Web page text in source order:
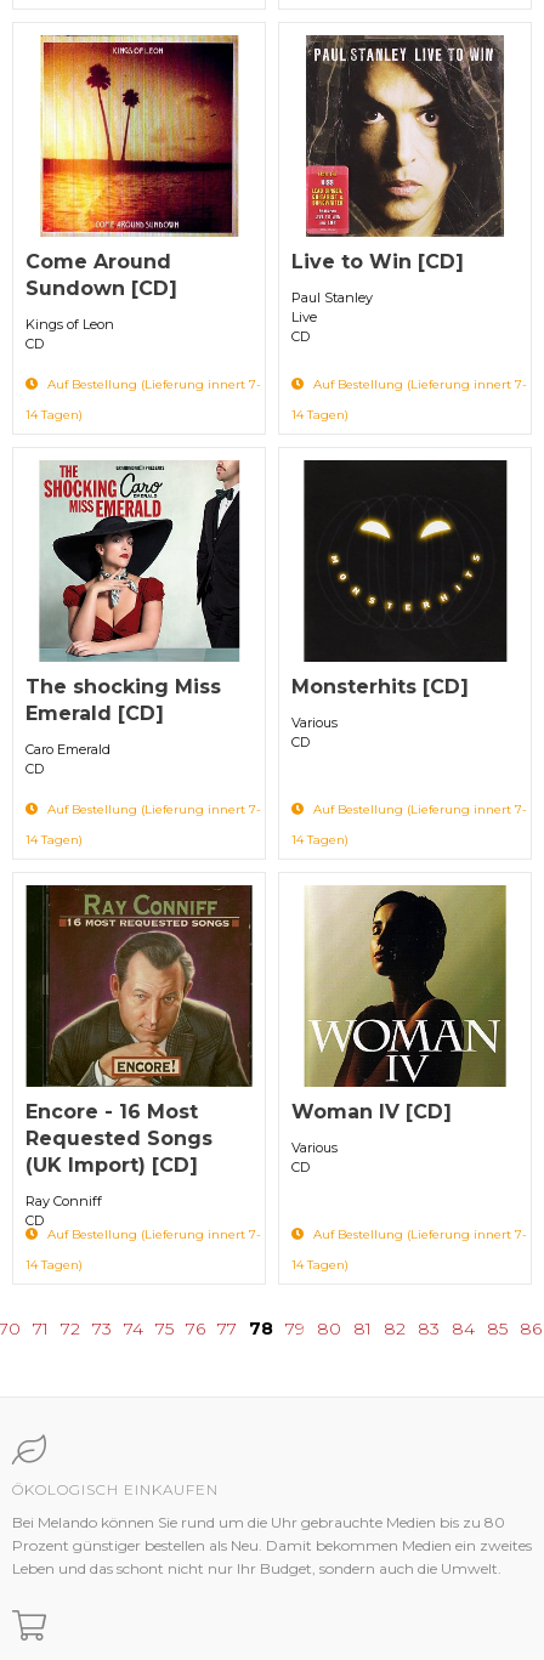
Come Around
Sundown [CD]
Kings of Leon
CD
Auf Bestellung (Lieferung innert 7-
14 Tagen)
Live to Win [CD]
Paul Stanley
Live
CD
Auf Bestellung (Lieferung innert 7-
14 Tagen)
The shocking Miss
Emerald [CD]
Caro Emerald
CD
Auf Bestellung (Lieferung innert 7-
14 Tagen)
Monsterhits [CD]
Various
CD
Auf Bestellung (Lieferung innert 7-
14 Tagen)
Encore - 16 Most
Requested Songs
(UK Import) [CD]
Ray Conniff
CD
Auf Bestellung (Lieferung innert 7-
14 Tagen)
Woman IV [CD]
Various
CD
Auf Bestellung (Lieferung innert 7-
14 Tagen)
71 72 73 74 75 76 77 78 79 80 81 82 83 84 85 86
ÖKOLOGISCH EINKAUFEN
Bei Melando können Sie rund um die Uhr gebrauchte Medien bis zu 80
Prozent günstiger bestellen als Neu. Damit bekommen Medien ein zweites
Leben und das schont nicht nur Ihr Budget, sondern auch die Umwelt.